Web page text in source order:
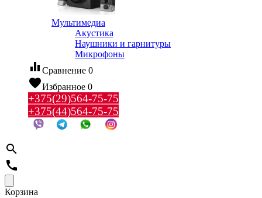
Мультимедиа
Акустика
Наушники и гарнитуры
Микрофоны
equalizer Сравнение 0
favoriteИзбранное 0
+375(29)564-75-75
+375(44)564-75-75
search
call
Корзина